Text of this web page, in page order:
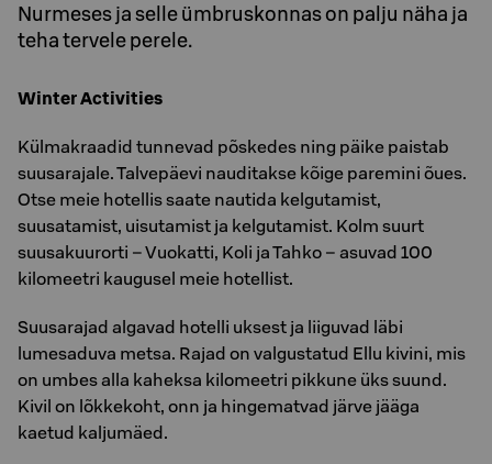
Nurmeses ja selle ümbruskonnas on palju näha ja
teha tervele perele.
Winter Activities
Külmakraadid tunnevad põskedes ning päike paistab
suusarajale. Talvepäevi nauditakse kõige paremini õues.
Otse meie hotellis saate nautida kelgutamist,
suusatamist, uisutamist ja kelgutamist. Kolm suurt
suusakuurorti – Vuokatti, Koli ja Tahko – asuvad 100
kilomeetri kaugusel meie hotellist.
Suusarajad algavad hotelli uksest ja liiguvad läbi
lumesaduva metsa. Rajad on valgustatud Ellu kivini, mis
on umbes alla kaheksa kilomeetri pikkune üks suund.
Kivil on lõkkekoht, onn ja hingematvad järve jääga
kaetud kaljumäed.